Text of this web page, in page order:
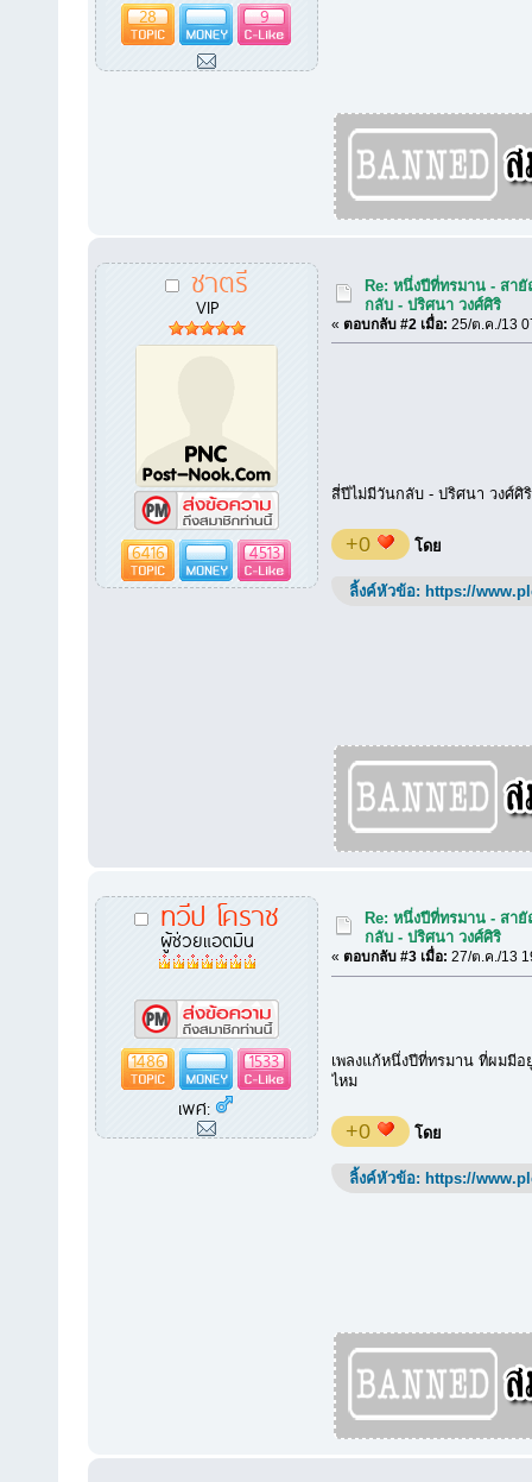
28 9
ชาตรี
VIP
6416 4513
Re: หนึ่งปีที่ทรมาน - สา
กลับ - ปริศนา วงศ์ศิริ
« ตอบกลับ #2 เมื่อ: 25/ต.ค./13
สี่ปีไม่มีวันกลับ - ปริศนา วงศ์
+0 โดย
ลิ้งค์หัวข้อ: https://
ทวีป โคราช
ผู้ช่วยแอตมิน
1486
1533
เพศ:
Re: หนึ่งปีที่ทรมาน - ส
กลับ - ปริศนา วงศ์ศิริ
« ตอบกลับ #3 เมื่อ: 27/ต.ค./13
เพลงแก้หนึ่งปีที่ทรมาน ที่ผมมีอ
ไหม
+0 โดย
ลิ้งค์หัวข้อ: https://